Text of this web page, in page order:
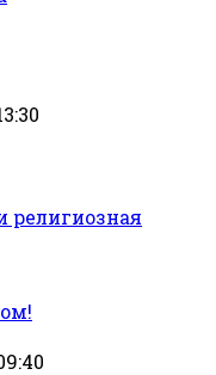
религиозная